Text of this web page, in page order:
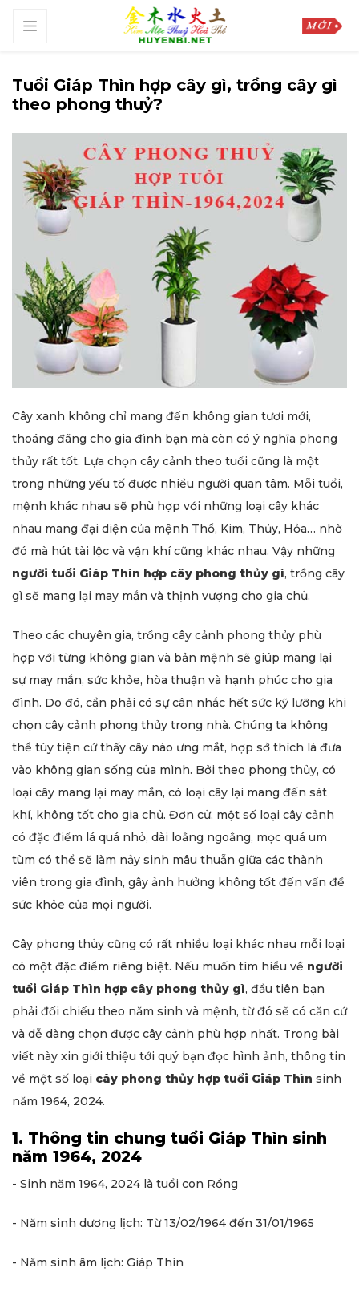
Tuổi Giáp Thìn hợp cây gì, trồng cây gì
theo phong thuỷ?
Cây xanh không chỉ mang đến không gian tươi mới,
thoáng đãng cho gia đình bạn mà còn có ý nghĩa phong
thủy rất tốt. Lựa chọn cây cảnh theo tuổi cũng là một
trong những yếu tố được nhiều người quan tâm. Mỗi tuổi,
mệnh khác nhau sẽ phù hợp với những loại cây khác
nhau mang đại diện của mệnh Thổ, Kim, Thủy, Hỏa… nhờ
đó mà hút tài lộc và vận khí cũng khác nhau. Vậy những
người tuổi Giáp Thìn hợp cây phong thủy gì, trồng cây
gì sẽ mang lại may mắn và thịnh vượng cho gia chủ.
Theo các chuyên gia, trồng cây cảnh phong thủy phù
hợp với từng không gian và bản mệnh sẽ giúp mang lại
sự may mắn, sức khỏe, hòa thuận và hạnh phúc cho gia
đình. Do đó, cần phải có sự cân nhắc hết sức kỹ lưỡng khi
chọn cây cảnh phong thủy trong nhà. Chúng ta không
thể tùy tiện cứ thấy cây nào ưng mắt, hợp sở thích là đưa
vào không gian sống của mình. Bởi theo phong thủy, có
loại cây mang lại may mắn, có loại cây lại mang đến sát
khí, không tốt cho gia chủ. Đơn cử, một số loại cây cảnh
có đặc điểm lá quá nhỏ, dài loằng ngoằng, mọc quá um
tùm có thể sẽ làm nảy sinh mâu thuẫn giữa các thành
viên trong gia đình, gây ảnh hưởng không tốt đến vấn đề
sức khỏe của mọi người.
Cây phong thủy cũng có rất nhiều loại khác nhau mỗi loại
có một đặc điểm riêng biệt. Nếu muốn tìm hiểu về người
tuổi Giáp Thìn hợp cây phong thủy gì, đầu tiên bạn
phải đối chiếu theo năm sinh và mệnh, từ đó sẽ có căn cứ
và dễ dàng chọn được cây cảnh phù hợp nhất. Trong bài
viết này xin giới thiệu tới quý bạn đọc hình ảnh, thông tin
về một số loại cây phong thủy hợp tuổi Giáp Thìn sinh
năm 1964, 2024.
1. Thông tin chung tuổi Giáp Thìn sinh
năm 1964, 2024
- Sinh năm 1964, 2024 là tuổi con Rồng
- Năm sinh dương lịch: Từ 13/02/1964 đến 31/01/1965
- Năm sinh âm lịch: Giáp Thìn